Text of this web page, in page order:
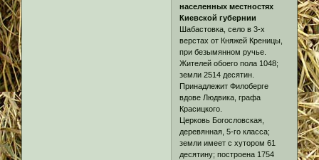
населенных местностях
Киевской губернии
Шабастовка, село в 3-х
верстах от Княжей Креницы,
при безымянном ручье.
Жителей обоего пола 1048;
земли 2514 десятин.
Принадлежит Филоберге
вдове Людвика, графа
Красицкого.
Церковь Богословская,
деревянная, 5-го класса;
земли имеет с хутором 61
десятину; построена 1754